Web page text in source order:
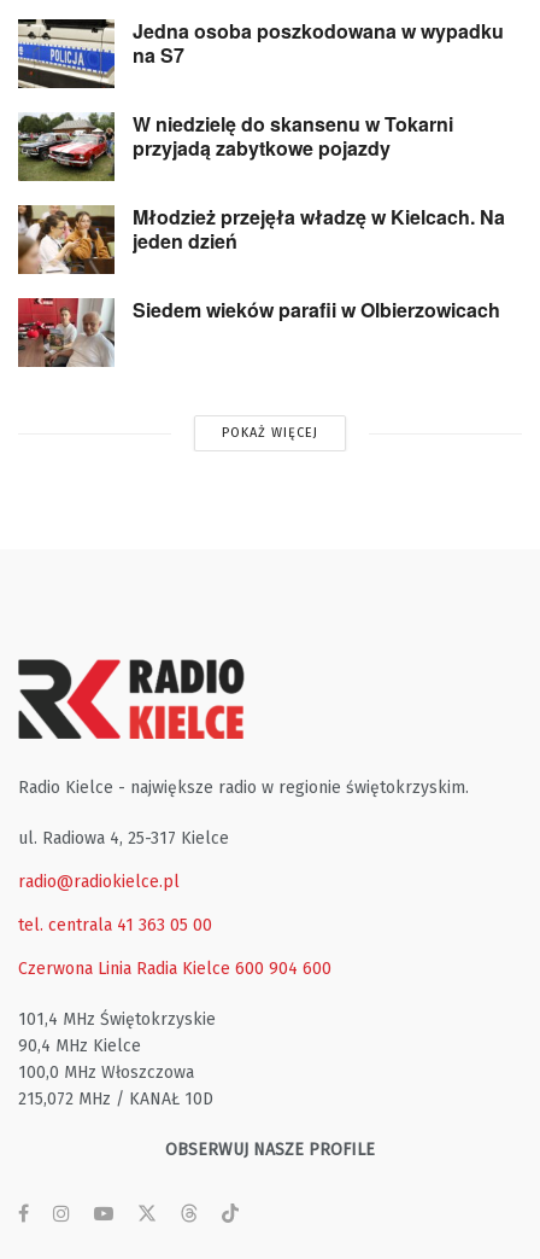
Jedna osoba poszkodowana w wypadku
na S7
W niedzielę do skansenu w Tokarni
przyjadą zabytkowe pojazdy
Młodzież przejęła władzę w Kielcach. Na
jeden dzień
Siedem wieków parafii w Olbierzowicach
POKAŻ WIĘCEJ
Radio Kielce - największe radio w regionie świętokrzyskim.
ul. Radiowa 4, 25-317 Kielce
radio@radiokielce.pl
tel. centrala 41 363 05 00
Czerwona Linia Radia Kielce 600 904 600
101,4 MHz Świętokrzyskie
90,4 MHz Kielce
100,0 MHz Włoszczowa
215,072 MHz / KANAŁ 10D
OBSERWUJ NASZE PROFILE